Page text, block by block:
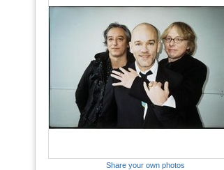
Share your own photos